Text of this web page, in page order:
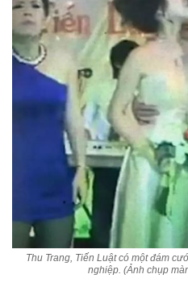
Thu Trang, Tiến Luật có một đám
nghiệp. (Ảnh chụp